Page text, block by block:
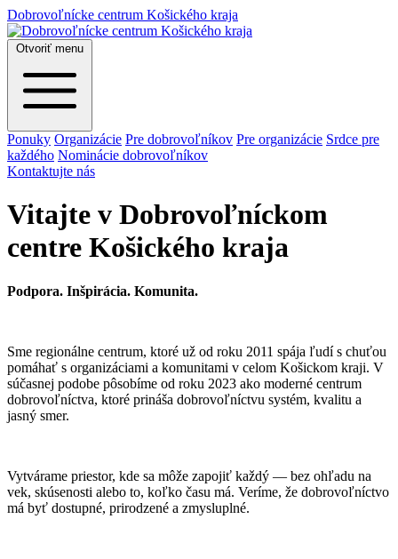
Dobrovoľnícke centrum Košického kraja
Otvoriť menu
Ponuky Organizácie Pre dobrovoľníkov Pre organizácie Srdce pre
každého Nominácie dobrovoľníkov
Kontaktujte nás
Vitajte v Dobrovoľníckom
centre Košického kraja
Podpora. Inšpirácia. Komunita.
Sme regionálne centrum, ktoré už od roku 2011 spája ľudí s chuťou
pomáhať s organizáciami a komunitami v celom Košickom kraji. V
súčasnej podobe pôsobíme od roku 2023 ako moderné centrum
dobrovoľníctva, ktoré prináša dobrovoľníctvu systém, kvalitu a
jasný smer.
Vytvárame priestor, kde sa môže zapojiť každý — bez ohľadu na
vek, skúsenosti alebo to, koľko času má. Veríme, že dobrovoľníctvo
má byť dostupné, prirodzené a zmysluplné.